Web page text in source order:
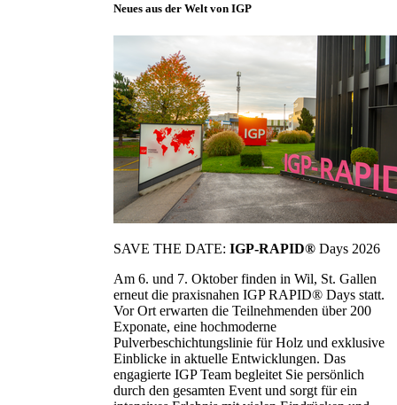
Neues aus der Welt von IGP
SAVE THE DATE: IGP-RAPID® Days 2026
Am 6. und 7. Oktober finden in Wil, St. Gallen
erneut die praxisnahen IGP RAPID® Days statt.
Vor Ort erwarten die Teilnehmenden über 200
Exponate, eine hochmoderne
Pulverbeschichtungslinie für Holz und exklusive
Einblicke in aktuelle Entwicklungen. Das
engagierte IGP Team begleitet Sie persönlich
durch den gesamten Event und sorgt für ein